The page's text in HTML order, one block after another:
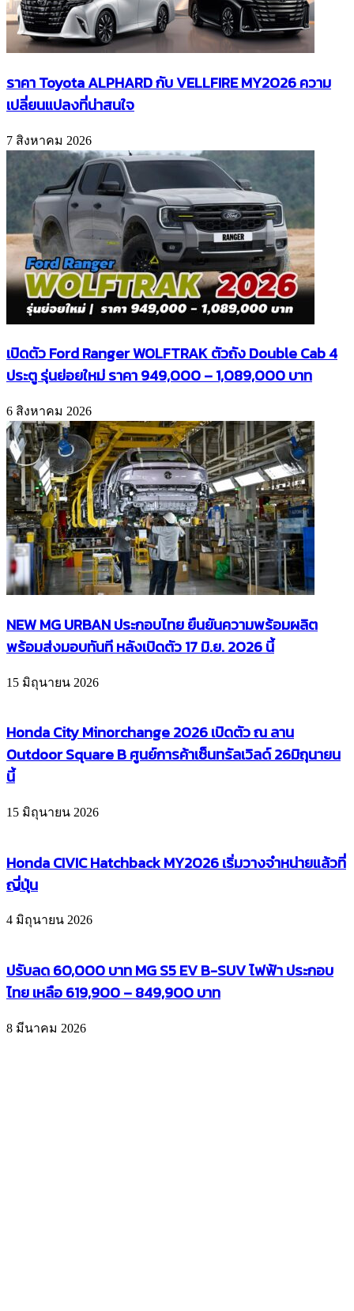
ราคา Toyota ALPHARD กับ VELLFIRE MY2026 ความ
เปลี่ยนแปลงที่น่าสนใจ
7 สิงหาคม 2026
เปิดตัว Ford Ranger WOLFTRAK ตัวถัง Double Cab 4
ประตู รุ่นย่อยใหม่ ราคา 949,000 – 1,089,000 บาท
6 สิงหาคม 2026
NEW MG URBAN ประกอบไทย ยืนยันความพร้อมผลิต
พร้อมส่งมอบทันที หลังเปิดตัว 17 มิ.ย. 2026 นี้
15 มิถุนายน 2026
Honda City Minorchange 2026 เปิดตัว ณ ลาน
Outdoor Square B ศูนย์การค้าเซ็นทรัลเวิลด์ 26มิถุนายน
นี้
15 มิถุนายน 2026
Honda CIVIC Hatchback MY2026 เริ่มวางจำหน่ายแล้วที่
ญี่ปุ่น
4 มิถุนายน 2026
ปรับลด 60,000 บาท MG S5 EV B-SUV ไฟฟ้า ประกอบ
ไทย เหลือ 619,900 – 849,900 บาท
8 มีนาคม 2026